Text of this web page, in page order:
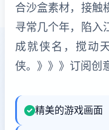
合沙盒素材，接触
寻常几个年，陷入
成就侠名，搅动
侠。》》》订阅创
精美的游戏画面